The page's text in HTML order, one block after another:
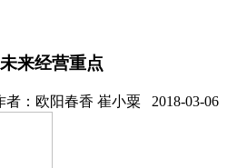
来经营重点
者： 欧阳春香 崔小粟 2018-03-06